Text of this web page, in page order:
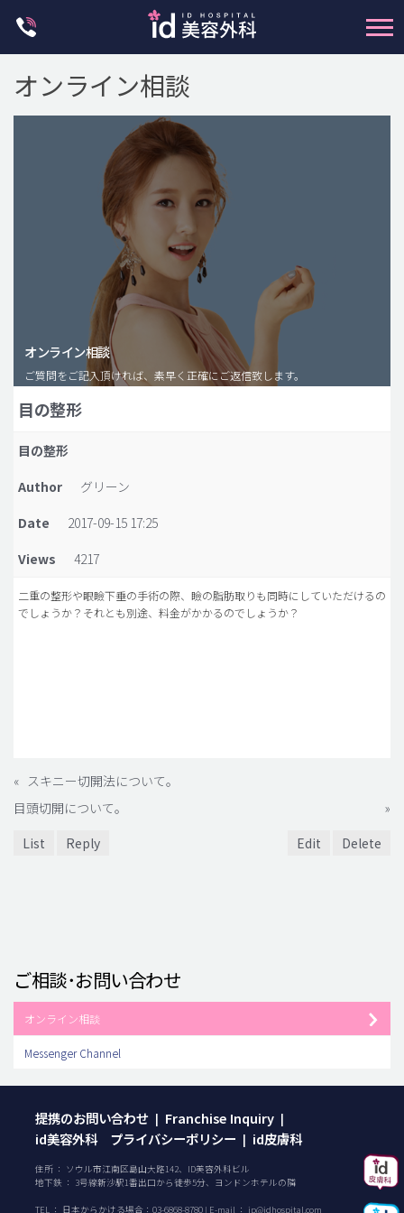
脂肪注入(アンチエイジング)
豊胸手術・バストアップ
プチ整形
idリアルストーリー
idニュース
病院紹介
安全整形
料金一覧
オンライン相談
オンライン相談
ご質問をご記入頂ければ、素早く正確にご返信致します。
目の整形
目の整形
Author
グリーン
Date
2017-09-15 17:25
Views
4217
二重の整形や眼瞼下垂の手術の際、瞼の脂肪取りも同時にしていただけるの
でしょうか？それとも別途、料金がかかるのでしょうか？
« スキニー切開法について。
目頭切開について。
»
List
Reply Edit Delete
ご相談･お問い合わせ
オンライン相談
Messenger Channel
提携のお問い合わせ | Franchise Inquiry |
id美容外科 プライバシーポリシー | id皮膚科
住所 ： ソウル市江南区島山大路142、ID美容外科ビル
地下鉄 ： 3号線新沙駅1番出口から徒歩5分、ヨンドンホテルの隣
TEL ： 日本からかける場合： 03-6868-8780 | E-mail ： jp@idhospital.com